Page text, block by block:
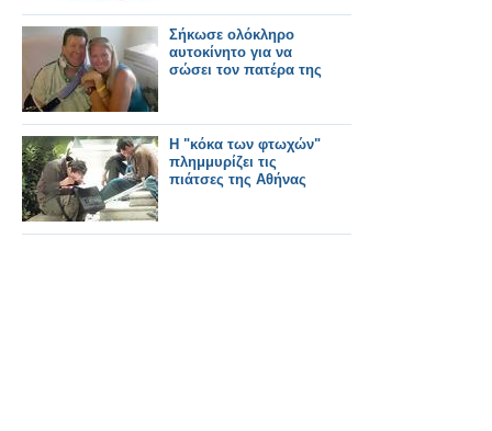
Σήκωσε ολόκληρο
αυτοκίνητο για να
σώσει τον πατέρα της
Η "κόκα των φτωχών"
πλημμυρίζει τις
πιάτσες της Αθήνας